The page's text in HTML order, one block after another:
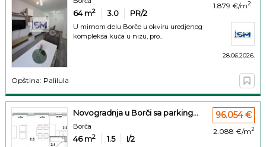
64m2 3.0 PR/2
U mirnom delu Borče u okviru uredjenog
kompleksa kuća u nizu, pro...
1.879 €/m2
28.06.2026.
Opština: Palilula
Novogradnja u Borči sa parking...
Borča
46m2 1.5 I/2
96.054 €
2.088 €/m2